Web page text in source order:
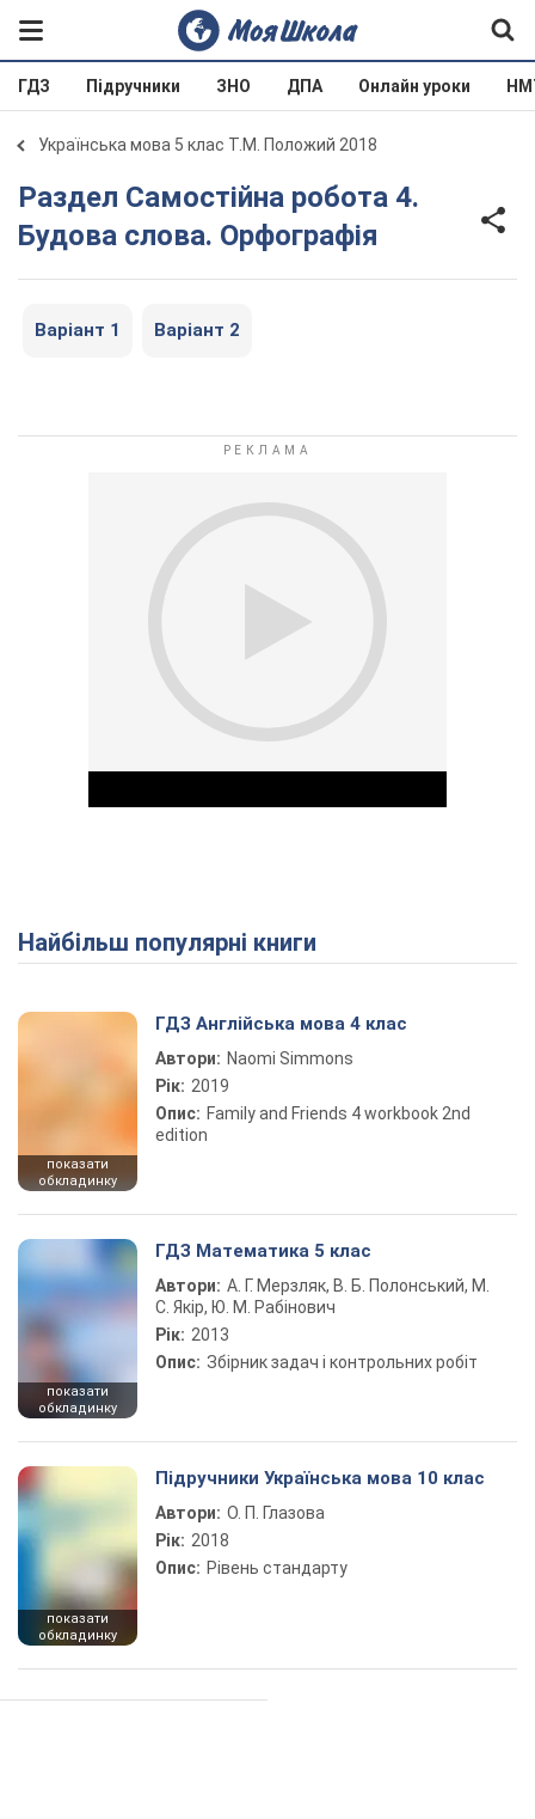
ГДЗ Підручники ЗНО ДПА Онлайн уроки
Українська мова 5 клас Т.М. Положий 2018
Раздел Самостійна робота 4.
Будова слова. Орфографія
Варіант 1 Варіант 2
Play Video
Найбільш популярні книги
показати
обкладинку
ГДЗ Англійська мова 4 клас
Автори: Naomi Simmons
Рік: 2019
Опис: Family and Friends 4 workbook 2nd
edition
показати
обкладинку
ГДЗ Математика 5 клас
Автори: А. Г. Мерзляк, В. Б. Полонський, М.
С. Якір, Ю. М. Рабінович
Рік: 2013
Опис: Збірник задач і контрольних робіт
показати
обкладинку
Підручники Українська мова 10 клас
Автори: О. П. Глазова
Рік: 2018
Опис: Рівень стандарту